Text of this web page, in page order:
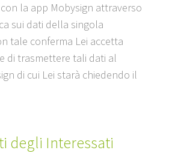
la app Mobysign attraverso
sui dati della singola
tale conferma Lei accetta
di trasmettere tali dati al
di cui Lei starà chiedendo il
degli Interessati